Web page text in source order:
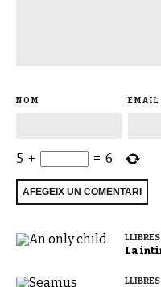
NOM EMAIL
5 + = 6
LLIBRES
La
LLIBRES